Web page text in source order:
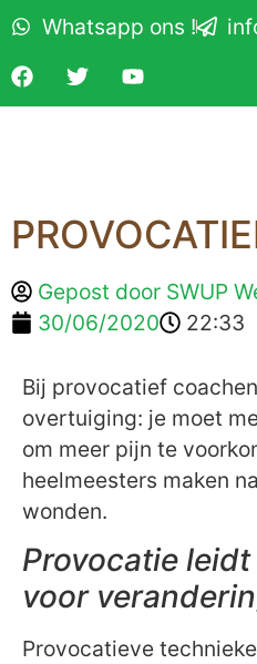
Whatsapp ons !
Gepost door SWUP
30/06/2020
22:33
Bij provocatief
overtuiging: je moet
om meer pijn te
heelmeesters maken
wonden.
Provocatie
voor
Provocatieve